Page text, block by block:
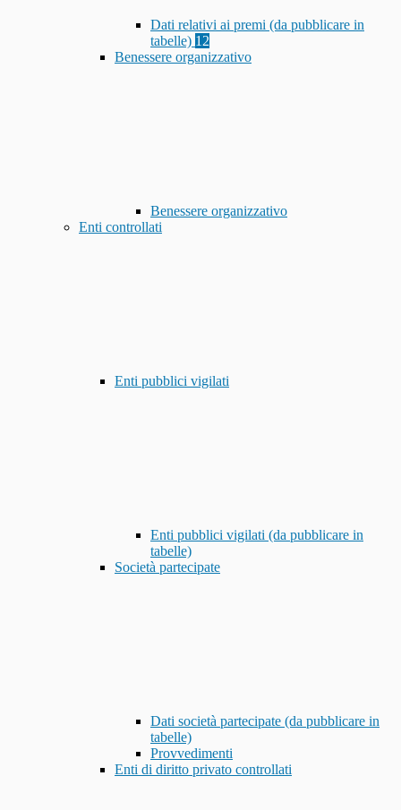
Dati relativi ai premi (da pubblicare in
tabelle) 12
Benessere organizzativo
Benessere organizzativo
Enti controllati
Enti pubblici vigilati
Enti pubblici vigilati (da pubblicare in
tabelle)
Società partecipate
Dati società partecipate (da pubblicare in
tabelle)
Provvedimenti
Enti di diritto privato controllati